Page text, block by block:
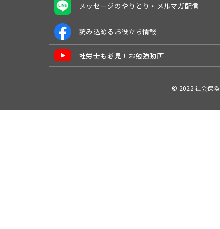
メッセージのやりとり・メルマガ配信
読み込めるお役立ち情報
社労士も必見！お勉強動画
© 2022 社会保